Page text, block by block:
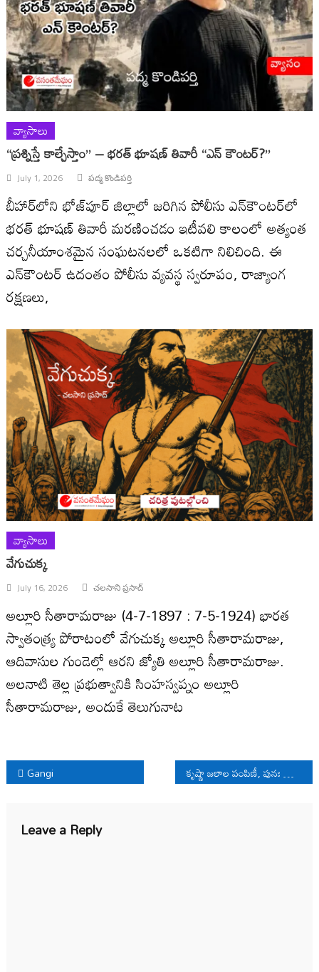
వ్యాసాలు
“ప్రశ్నిస్తే కాల్చేస్తాం” – భరత్ భూషణ్ తివారీ “ఎన్ కౌంటర్?”
July 1, 2026 పద్మ కొండిపర్తి
బీహార్‌లోని భోజ్‌పూర్ జిల్లాలో జరిగిన పోలీసు ఎన్‌కౌంటర్‌లో
భరత్ భూషణ్ తివారీ మరణించడం ఇటీవలి కాలంలో అత్యంత
చర్చనీయాంశమైన సంఘటనలలో ఒకటిగా నిలిచింది. ఈ
ఎన్‌కౌంటర్‌ ఉదంతం పోలీసు వ్యవస్థ స్వరూపం, రాజ్యాంగ
రక్షణలు,
వ్యాసాలు
వేగుచుక్క
July 16, 2026 చలసాని ప్రసాద్‌
అల్లూరి సీతారామరాజు (4-7-1897 : 7-5-1924) భారత
స్వాతంత్ర్య పోరాటంలో వేగుచుక్క అల్లూరి సీతారామరాజు,
ఆదివాసుల గుండెల్లో ఆరని జ్యోతి అల్లూరి సీతారామరాజు.
అలనాటి తెల్ల ప్రభుత్వానికి సింహస్వప్నం అల్లూరి
సీతారామరాజు, అందుకే తెలుగునాట
Post
navigation
Gangi కృష్ణా జలాల పంపిణీ, పునః పంపిణీ సాధిద్దాం
Leave a Reply